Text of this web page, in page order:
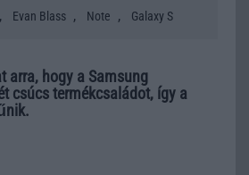
, Evan Blass , Note , Galaxy S
arra, hogy a Samsung
csúcs termékcsaládot, így a